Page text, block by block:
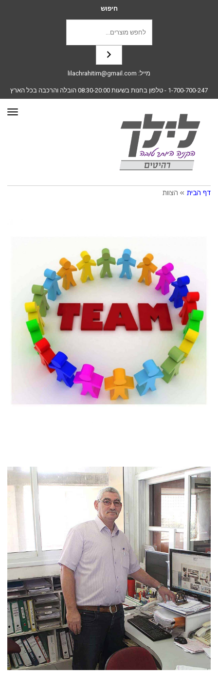
חיפוש
מייל: lilachrahitim@gmail.com
1-700-700-247 - טלפון בחנות בשעות 08:30-20:00 הובלה והרכבה בכל הארץ
דף הבית » הצוות